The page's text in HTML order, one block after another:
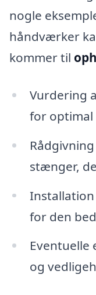
nogle
håndværker
kommer til
Vurdering
for
stænger,
for den
og